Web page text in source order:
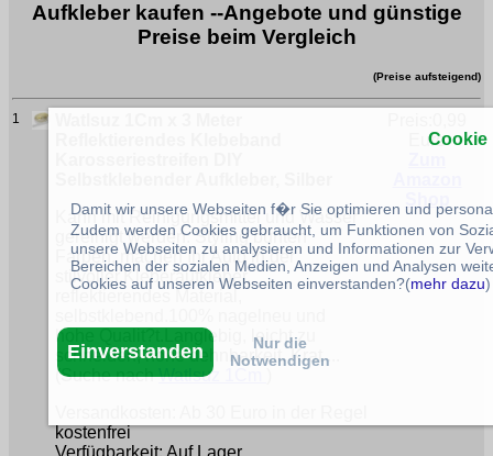
Aufkleber kaufen --Angebote und günstige
Preise beim Vergleich
(Preise aufsteigend)
1
Kann mit Reinigungsmittel und Wasser
gereinigt werden. Styling bunten
Farben, machen Ihr Auto in der
stilvoller.Kleberaufkleber,
hohe Qualit?t.Langlebig, leicht zu
schneiden, hohe dehnbarkeit. Krat ...
(Suche nachWatlsuz 1Cm
kostenfrei
Euro
Shop
Cookie
Damit wir unsere Webseiten f�r Sie optimieren und
Zudem werden Cookies gebraucht, um Funktionen von
unsere Webseiten zu analysieren und Informationen zur
Bereichen der sozialen Medien, Anzeigen und Analysen
Cookies auf unseren Webseiten einverstanden?(mehr dazu)
Einverstanden
Nur die
Notwendigen